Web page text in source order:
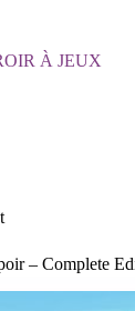
À JEUX
– Complete